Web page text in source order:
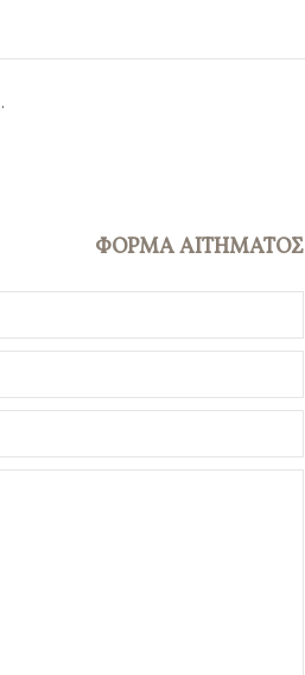
ΦΟΡΜΑ ΑΙΤΗΜΑΤΟΣ